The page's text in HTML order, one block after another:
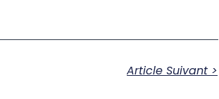
Article Suivant >